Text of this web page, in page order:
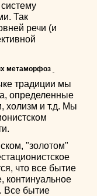
Так
речи (и
метаморфоз
традиции мы
определенные
холизм и т.д. Мы
"золотом"
что все бытие
континуальное
Все бытие